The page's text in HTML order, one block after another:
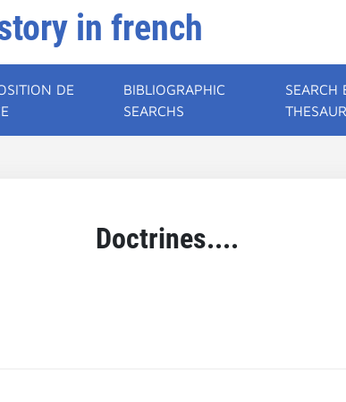
in french
DE
BIBLIOGRAPHIC
SEARCHS
SEARCH
Doctrines....